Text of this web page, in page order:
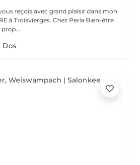
reçois avec grand plaisir dans mon
Chez Perla Bien-être
Dos